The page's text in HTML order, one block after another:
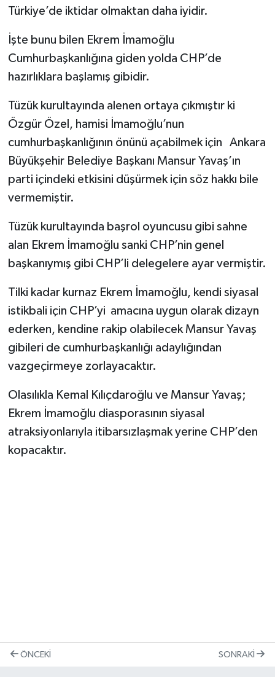
Türkiye’de iktidar olmaktan daha iyidir.
İşte bunu bilen Ekrem İmamoğlu
Cumhurbaşkanlığına giden yolda CHP’de
hazırlıklara başlamış gibidir.
Tüzük kurultayında alenen ortaya çıkmıştır ki
Özgür Özel, hamisi İmamoğlu’nun
cumhurbaşkanlığının önünü açabilmek için Ankara
Büyükşehir Belediye Başkanı Mansur Yavaş’ın
parti içindeki etkisini düşürmek için söz hakkı bile
vermemiştir.
Tüzük kurultayında başrol oyuncusu gibi sahne
alan Ekrem İmamoğlu sanki CHP’nin genel
başkanıymış gibi CHP’li delegelere ayar vermiştir.
Tilki kadar kurnaz Ekrem İmamoğlu, kendi siyasal
istikbali için CHP’yi amacına uygun olarak dizayn
ederken, kendine rakip olabilecek Mansur Yavaş
gibileri de cumhurbaşkanlığı adaylığından
vazgeçirmeye zorlayacaktır.
Olasılıkla Kemal Kılıçdaroğlu ve Mansur Yavaş;
Ekrem İmamoğlu diasporasının siyasal
atraksiyonlarıyla itibarsızlaşmak yerine CHP’den
kopacaktır.
ÖNCEKI SONRAKI